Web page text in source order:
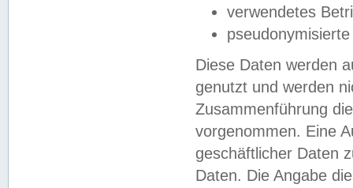
verwendetes
Diese Daten werden
genutzt und werden
Zusammenführung
vorgenommen. Eine
geschäftlicher Daten
Daten. Die Angabe